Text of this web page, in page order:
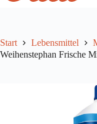
Start Lebensmittel
Weihenstephan Frische